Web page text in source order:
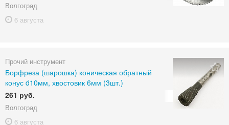
Волгоград
6 августа
Прочий инструмент
Борфреза (шарошка) коническая обратный
конус d10мм, хвостовик 6мм (3шт.)
261 руб.
Волгоград
6 августа